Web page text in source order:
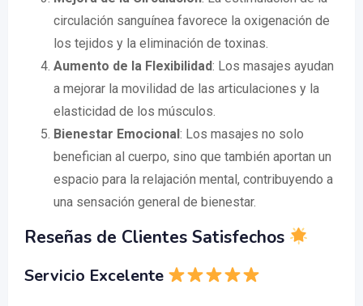
circulación sanguínea favorece la oxigenación de
los tejidos y la eliminación de toxinas.
Aumento de la Flexibilidad: Los masajes ayudan
a mejorar la movilidad de las articulaciones y la
elasticidad de los músculos.
Bienestar Emocional: Los masajes no solo
benefician al cuerpo, sino que también aportan un
espacio para la relajación mental, contribuyendo a
una sensación general de bienestar.
Reseñas de Clientes Satisfechos
Servicio Excelente